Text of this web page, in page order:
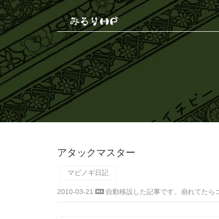
アタックマスター
マビノギ日記
2010-03-21 自動移設した記事です。崩れてたら